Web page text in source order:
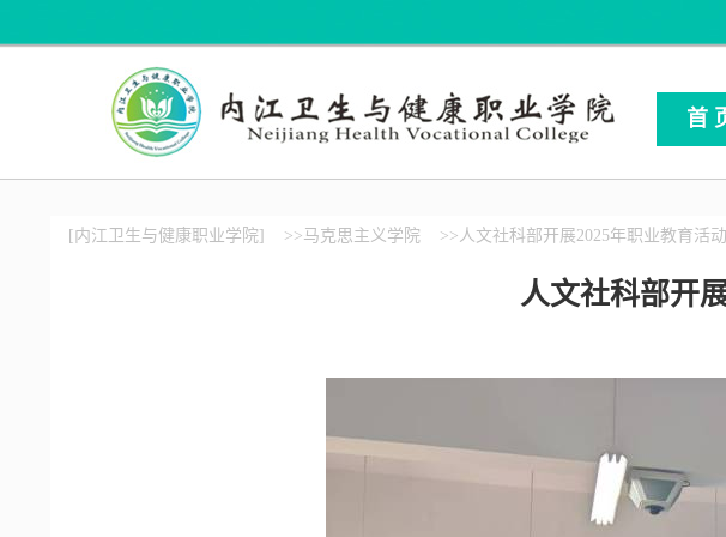
首
[内江卫生与健康职业学院] >>马克思主义学院 >>人文社科部开展2025年职业教育活
人文社科部开